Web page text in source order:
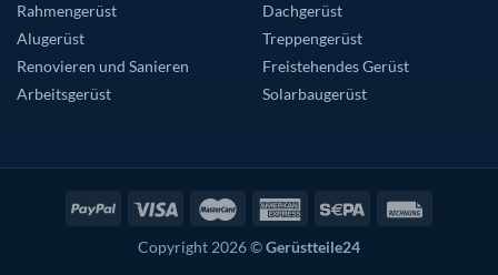
Rahmengerüst
Alugerüst
Renovieren und Sanieren
Arbeitsgerüst
Dachgerüst
Treppengerüst
Freistehendes Gerüst
Solarbaugerüst
Copyright 2026 ©Gerüstteile24